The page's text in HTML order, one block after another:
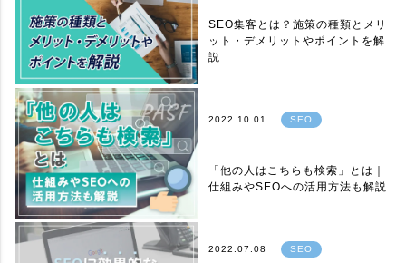
SEO集客とは？施策の種類とメリ
ット・デメリットやポイントを解
説
2022.10.01 SEO
「他の人はこちらも検索」とは｜
仕組みやSEOへの活用方法も解説
2022.07.08 SEO